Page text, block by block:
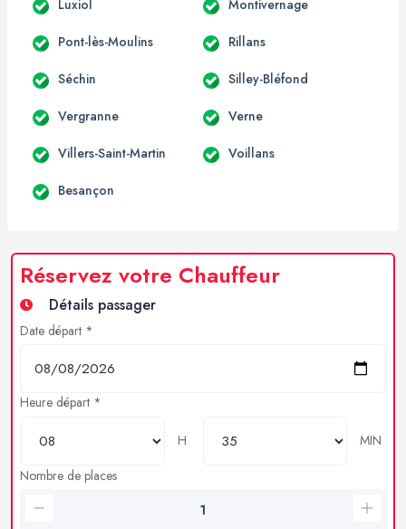
Luxiol Montivernage
Pont-lès-Moulins Rillans
Séchin Silley-Bléfond
Vergranne Verne
Villers-Saint-Martin Voillans
Besançon
Réservez votre Chauffeur
Détails passager
Date départ *
Heure départ *
H
MIN
Nombre de places